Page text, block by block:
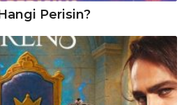
Perisin?